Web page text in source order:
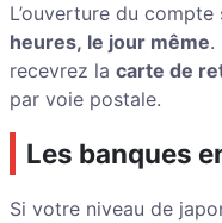
L’ouverture du
heures, le jour même.
recevrez la carte de
par voie postale.
Les banques
Si votre niveau de